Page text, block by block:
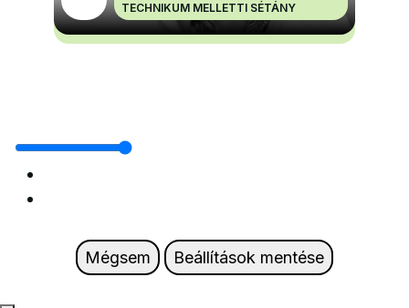
TECHNIKUM MELLETTI SÉTÁNY
MÉG TÖBB NAGYRENDEZVÉNYEK ÉS ÜNNEPEK
Mégsem Beállítások mentése